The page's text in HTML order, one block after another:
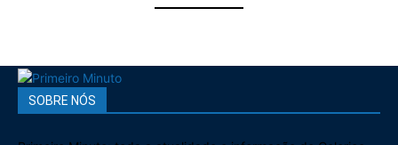
SOBRE NÓS